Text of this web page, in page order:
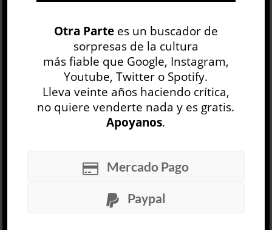
periodismo a secas, la academia o la
literatura.
La televisión de masas mide, es pura
instancia cuantitativa, es acumulativa
como la lógica del dinero, cumple
siempre una función enajenadora, y
su presencia e influencia son
realidades incontestables, y es también
un dato de la realidad, por otro lado,
Otra Partees un buscador de
sorpresas de la cultura
más fiable que Google, Instagram,
Youtube, Twitter o Spotify.
Lleva veinte años haciendo crítica,
no quiere venderte nada y es gratis.
Apoyanos.
Mercado Pago
Paypal